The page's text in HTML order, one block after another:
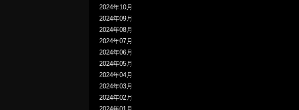
2024年10月
2024年09月
2024年08月
2024年07月
2024年06月
2024年05月
2024年04月
2024年03月
2024年02月